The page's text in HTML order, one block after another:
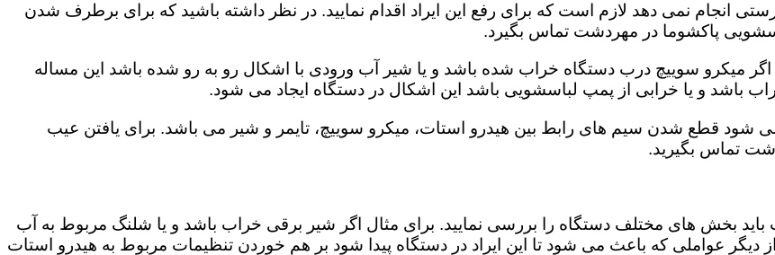
انجام نمی دهد لازم است که برای رفع این ایراد اقدام نمایید. در نظر داشته باشید که برای برطرف شدن
پاکشوما در مهردشت تماس بگیرد.
اگر میکرو سوییچ درب دستگاه خراب شده باشد و یا شیر آب ورودی با اشکال رو به رو شده باشد این مساله
باشد و یا خرابی از پمپ لباسشویی باشد این اشکال در دستگاه ایجاد می شود.
شود قطع شدن سیم های رابط بین هیدرو استات، میکرو سوییچ، تایمر و شیر می باشد. برای یافتن عیب
تماس بگیرید.
بخش های مختلف دستگاه را بررسی نمایید. برای مثال اگر شیر برقی خراب باشد و یا شلنگ مربوط به آب
دیگر عواملی که باعث می شود تا این ایراد در دستگاه پیدا شود بر هم خوردن تنظیمات مربوط به هیدرو استات